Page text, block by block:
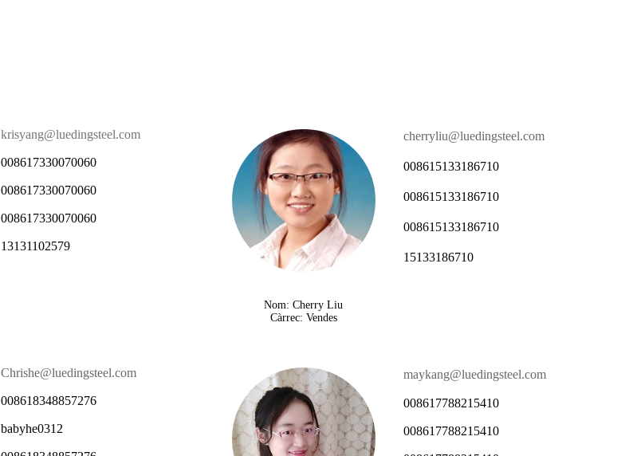
krisyang@luedingsteel.com
008617330070060
008617330070060
008617330070060
13131102579
Nom: Cherry Liu
Càrrec: Vendes
cherryliu@luedingsteel.com
008615133186710
008615133186710
008615133186710
15133186710
Chrishe@luedingsteel.com
008618348857276
babyhe0312
maykang@luedingsteel.com
008617788215410
008617788215410